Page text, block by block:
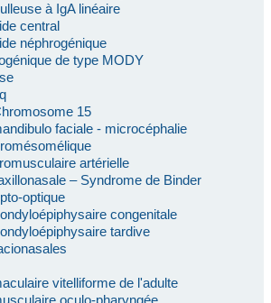
à IgA linéaire
central
néphrogénique
de type MODY
15
faciale - microcéphalie
artérielle
– Syndrome de Binder
optique
congenitale
tardive
vitelliforme de l'adulte
oculo-pharyngée